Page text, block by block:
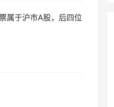
属于沪市A股，后四位